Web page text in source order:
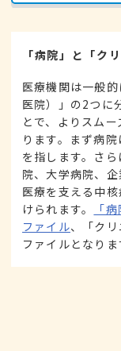
「病院」と「ク
医療機関は一般
医院）」の2つに
とで、よりスム
ります。まず病
を指します。さ
院、大学病院、
医療を支える中
けられます。
「
ファイル、「ク
ファイルとなりま